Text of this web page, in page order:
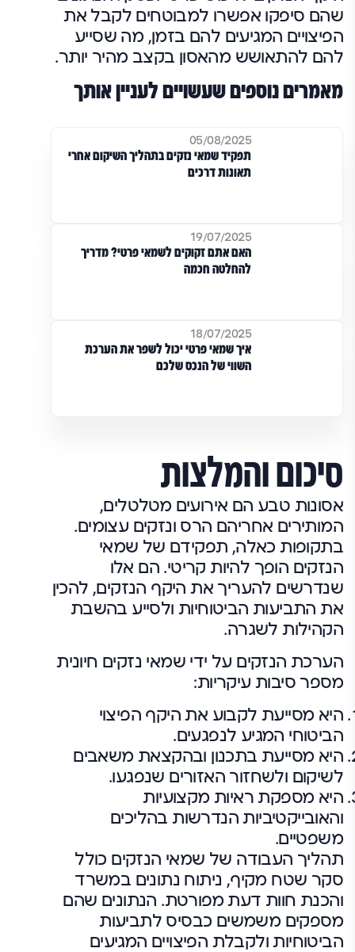
שהם סיפקו אפשרו למבוטחים לקבל את
הפיצויים המגיעים להם בזמן, מה שסייע
להם להתאושש מהאסון בקצב מהיר יותר.
מאמרים נוספים שעשויים לעניין אותך
05/08/2025
תפקיד שמאי נזקים בתהליך השיקום אחרי
תאונות דרכים
19/07/2025
האם אתם זקוקים לשמאי פרטי? מדריך
להחלטה חכמה
18/07/2025
איך שמאי פרטי יכול לשפר את הערכת
השווי של הנכס שלכם
סיכום והמלצות
אסונות טבע הם אירועים מטלטלים,
המותירים אחריהם הרס ונזקים עצומים.
בתקופות כאלה, תפקידם של שמאי
הנזקים הופך להיות קריטי. הם אלו
שנדרשים להעריך את היקף הנזקים, להכין
את התביעות הביטוחיות ולסייע בהשבת
הקהילות לשגרה.
הערכת הנזקים על ידי שמאי נזקים חיונית
מספר סיבות עיקריות:
היא מסייעת לקבוע את היקף הפיצוי
הביטוחי המגיע לנפגעים.
היא מסייעת בתכנון ובהקצאת משאבים
לשיקום ולשחזור האזורים שנפגעו.
היא מספקת ראיות מקצועיות
והאובייקטיביות הנדרשות בהליכים
משפטיים.
תהליך העבודה של שמאי הנזקים כולל
סקר שטח מקיף, ניתוח נתונים במשרד
והכנת חוות דעת מפורטת. הנתונים שהם
מספקים משמשים כבסיס לתביעות
הביטוחיות ולקבלת הפיצויים המגיעים